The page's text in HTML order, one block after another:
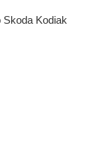
Skoda Kodiak